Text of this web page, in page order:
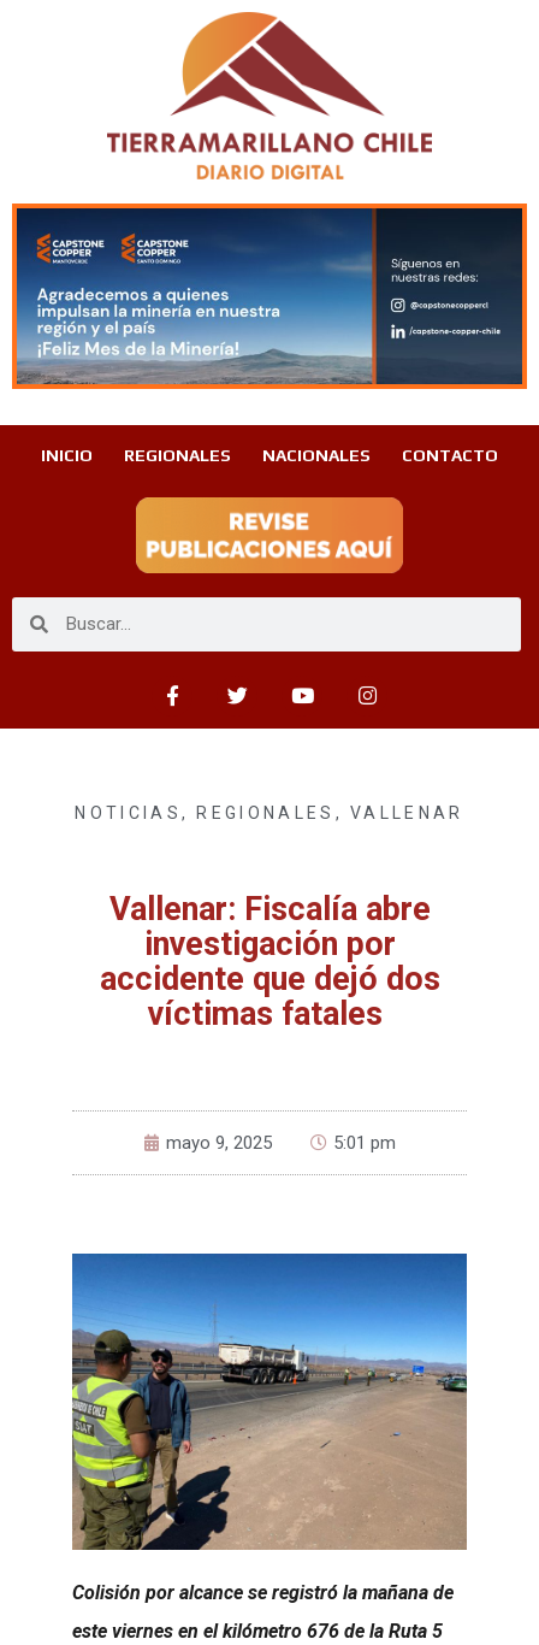
INICIO REGIONALES NACIONALES CONTACTO
NOTICIAS ,REGIONALES ,VALLENAR
Vallenar: Fiscalía abre
investigación por
accidente que dejó dos
víctimas fatales
mayo 9, 2025 5:01 pm
Colisión por alcance se registró la mañana de
este viernes en el kilómetro 676 de la Ruta 5